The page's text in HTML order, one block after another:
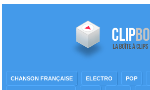
CHANSON FRANÇAISE ELECTRO POP